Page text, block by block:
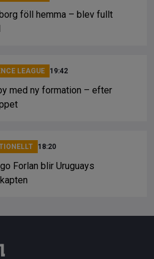
föll hemma – blev fullt
LEAGUE 19:42
med ny formation – efter
18:20
Forlan blir Uruguays